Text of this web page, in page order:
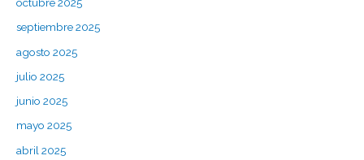
octubre 2025
septiembre 2025
agosto 2025
julio 2025
junio 2025
mayo 2025
abril 2025